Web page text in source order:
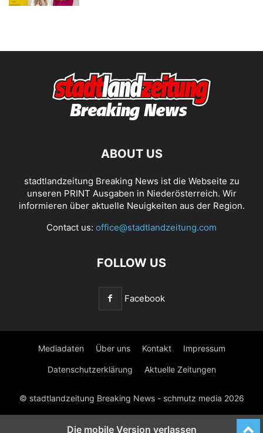
ABOUT US
stadtlandzeitung Breaking News ist die Webseite zu
unseren PRINT Ausgaben in Niederösterreich. Wir
informieren über aktuelle Neuigkeiten aus der Region.
Contact us: office@stadtlandzeitung.com
FOLLOW US
Facebook
Mediadaten Über uns Kontakt Impressum
Datenschutzerklärung Aktuelle Zeitungen
© stadtlandzeitung Breaking News - schmutz media 2026
Die mobile Version verlassen